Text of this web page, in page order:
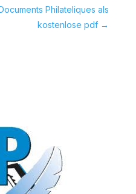
Philateliques als
kostenlose pdf →